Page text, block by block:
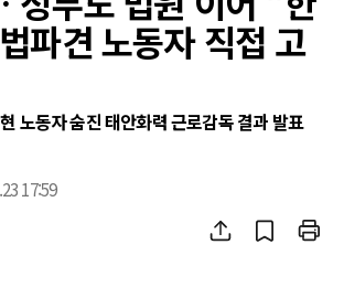
파견 노동자 직접 고
노동자 숨진 태안화력 근로감독 결과 발표
17:59